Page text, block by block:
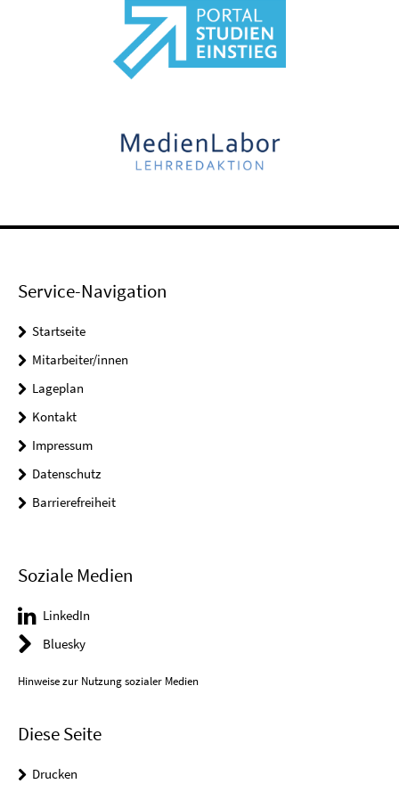
Service-Navigation
Startseite
Mitarbeiter/innen
Lageplan
Kontakt
Impressum
Datenschutz
Barrierefreiheit
Soziale Medien
LinkedIn
Bluesky
Hinweise zur Nutzung sozialer Medien
Diese Seite
Drucken